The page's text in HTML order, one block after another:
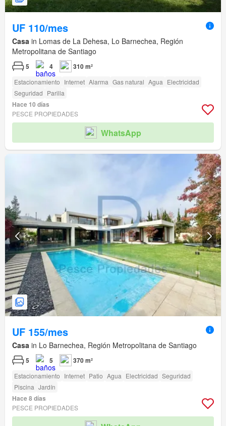
UF 110/mes
Casa in Lomas de La Dehesa, Lo Barnechea, Región
Metropolitana de Santiago
5 4 310 m²
Estacionamiento Internet Alarma Gas natural Agua Electricidad
Seguridad Parilla
Hace 10 días
PESCE PROPIEDADES
WhatsApp
UF 155/mes
Casa in Lo Barnechea, Región Metropolitana de Santiago
5 5 370 m²
Estacionamiento Internet Patio Agua Electricidad Seguridad
Piscina Jardín
Hace 8 días
PESCE PROPIEDADES